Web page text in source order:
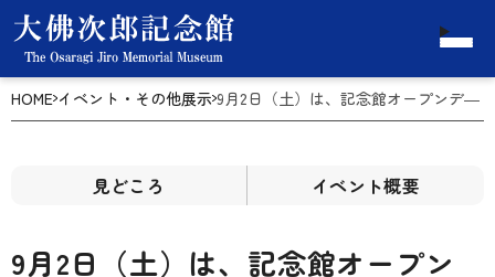
HOME イベント・その他展示 9月2日（土）は、記念館オープンデ―
見どころ イベント概要
9月2日（土）は、記念館オープン